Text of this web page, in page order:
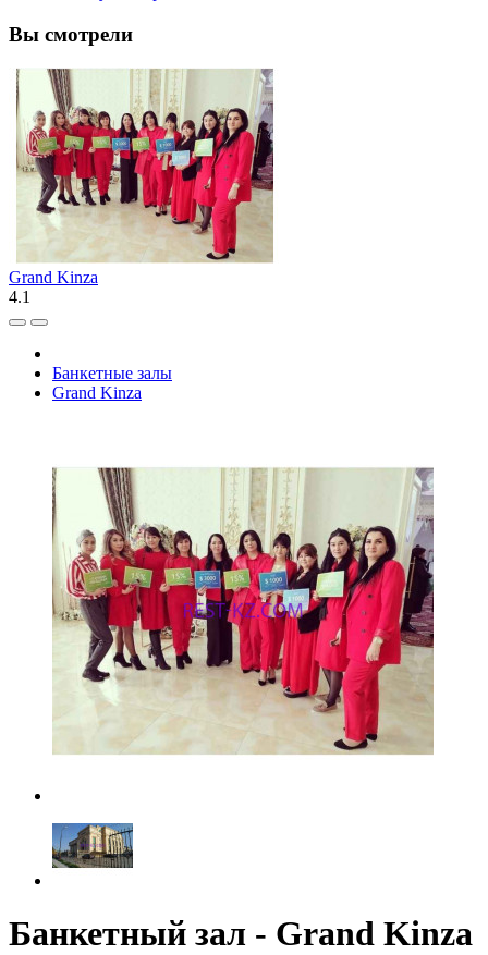
Вы смотрели
Grand Kinza
4.1
Банкетные залы
Grand Kinza
Банкетный зал - Grand Kinza